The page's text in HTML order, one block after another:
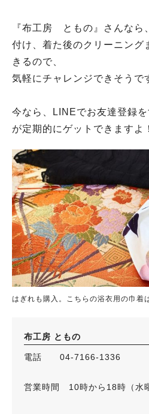
『布工房 ともの』さんなら
付け、着た後のクリーニング
きるので、
気軽にチャレンジできそうで
今なら、LINEでお友達登録
が定期的にゲットできますよ！
はぎれも購入。こちらの浴衣用の巾着
布工房 ともの
電話 04-7166-1336
営業時間 10時から18時（水